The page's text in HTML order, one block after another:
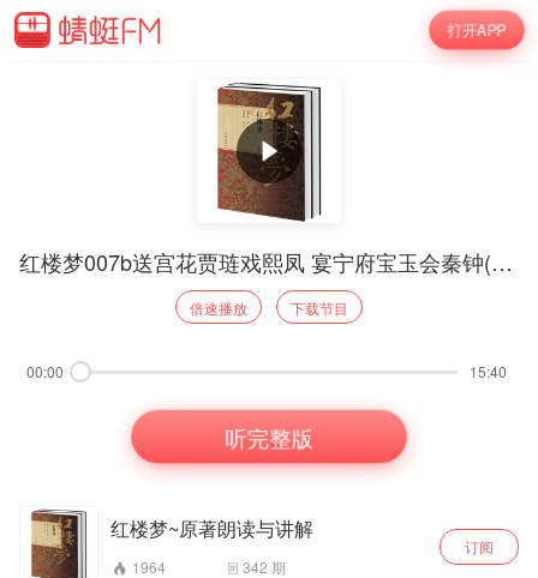
打开APP
红楼梦007b送宫花贾琏戏熙凤 宴宁府宝玉会秦钟(感谢赞赏)
倍速播放 下载节目
00:00 15:40
听完整版
红楼梦~原著朗读与讲解
1964 342 期
订阅